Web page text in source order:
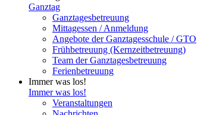
Ganztag
Ganztagesbetreuung
Mittagessen / Anmeldung
Angebote der Ganztagesschule / GTO
Frühbetreuung (Kernzeitbetreuung)
Team der Ganztagesbetreuung
Ferienbetreuung
Immer was los!
Immer was los!
Veranstaltungen